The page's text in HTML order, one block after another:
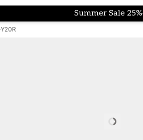
Summer Sale 25%
Loading…